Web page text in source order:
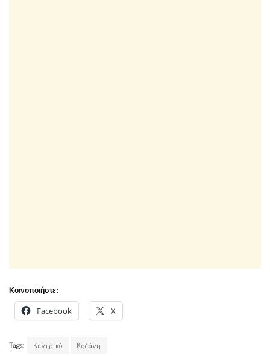
Κοινοποιήστε:
Facebook X
Tags: Κεντρικό Κοζάνη